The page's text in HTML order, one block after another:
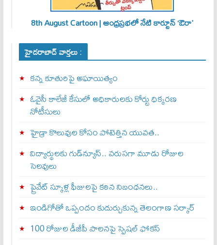
8th August Cartoon | ఆంధ్రప్రభలో నేటి కార్టూన్ ‘ఔరా’
హైదరాబాద్ వార్తలు :
కన్న కూతురిపై అఘాయిత్యం
ఓవైసీ కాలేజీ కేసులో అధికారులకు కోర్టు ధిక్కరణ
నోటీసులు
హైడ్రా కొలువుల కోసం పోటెత్తిన యువత..
విద్యార్థులకు గుడ్‌న్యూస్.. వరుసగా మూడు రోజుల
సెలవులు
ప్రైవేట్ స్కూళ్ల ఫీజులపై కఠిన నిబంధనలు..
ఇండిగోతో ఒప్పందం కుదుర్చుకున్న తెలంగాణ స‌ర్కార్
100 రోజుల డీజీపీ పాలనపై స్పెషల్ ఫోకస్